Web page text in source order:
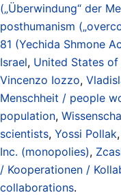
(„Überwindung“ der
posthumanism
81 (Yechida Shmone
Israel, United States of
Vincenzo Iozzo,
Menschheit / people
population,
scientists, Yossi Pollak,
Inc. (monopolies),
/ Kooperationen /
collaborations.